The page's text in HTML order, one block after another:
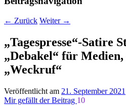
← Zurück Weiter →
„Tagespresse“-Satire
„Debakel“ für Medien,
„Weckruf“
Veröffentlicht am 21. September 2021
Mir gefällt der Beitrag 10